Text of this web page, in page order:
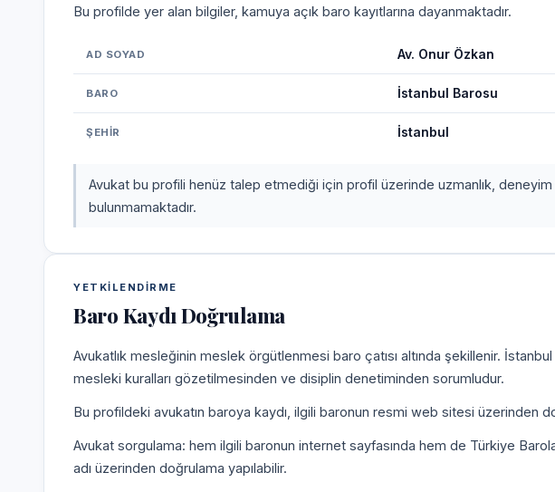
Bu profilde yer alan bilgiler, kamuya açık baro kayıtlarına dayanmaktadır.
AD SOYAD Av. Onur Özkan
BARO İstanbul Barosu
ŞEHIR İstanbul
Avukat bu profili henüz talep etmediği için profil üzerinde uzmanlık, deneyim
bulunmamaktadır.
YETKILENDIRME
Baro Kaydı Doğrulama
Avukatlık mesleğinin meslek örgütlenmesi baro çatısı altında şekillenir.
mesleki kuralları gözetilmesinden ve disiplin denetiminden sorumludur.
Bu profildeki avukatın baroya kaydı, ilgili baronun resmi web sitesi üzerinden
Avukat sorgulama: hem ilgili baronun internet sayfasında hem de Türkiye
adı üzerinden doğrulama yapılabilir.